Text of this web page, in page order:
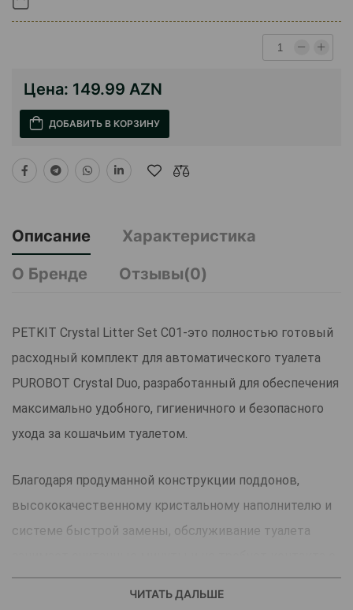
Цена: 149.99 AZN
ДОБАВИТЬ В КОРЗИНУ
Описание
Характеристика
О Бренде
Отзывы(0)
PETKIT Crystal Litter Set C01-это полностью готовый
расходный комплект для автоматического туалета
PUROBOT Crystal Duo, разработанный для обеспечения
максимально удобного, гигиеничного и безопасного
ухода за кошачьим туалетом.
Благодаря продуманной конструкции поддонов,
высококачественному кристальному наполнителю и
системе быстрой замены, обслуживание туалета
отходами.
ЧИТАТЬ ДАЛЬШЕ